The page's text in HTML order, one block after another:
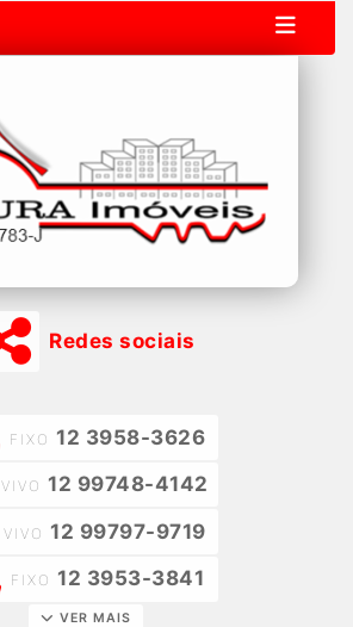
Redes sociais
FIXO 12 3958-3626
VIVO 12 99748-4142
VIVO 12 99797-9719
FIXO 12 3953-3841
VER MAIS